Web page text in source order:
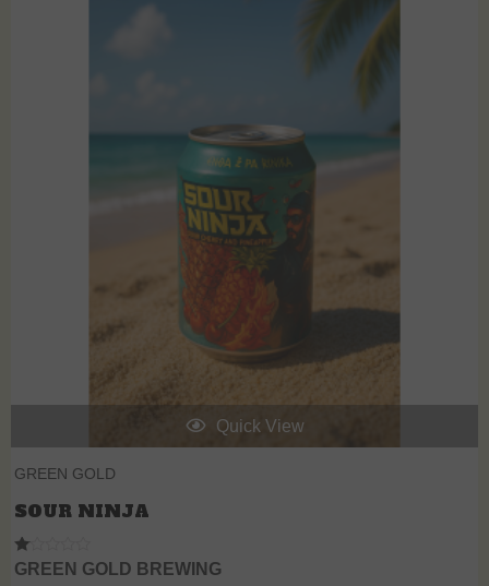
Quick View
GREEN GOLD
SOUR NINJA
R
GREEN GOLD BREWING